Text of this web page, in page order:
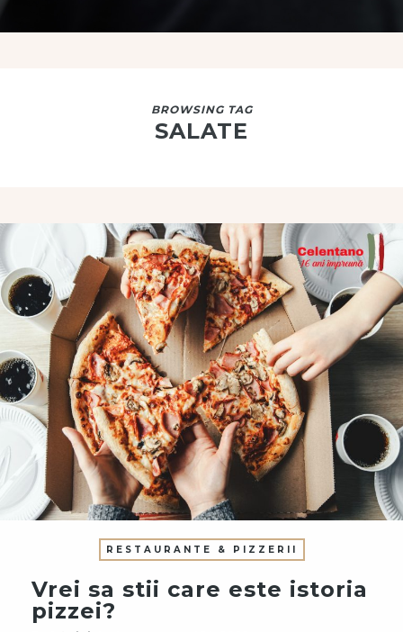
BROWSING TAG
SALATE
RESTAURANTE & PIZZERII
Vrei sa stii care este istoria
pizzei?